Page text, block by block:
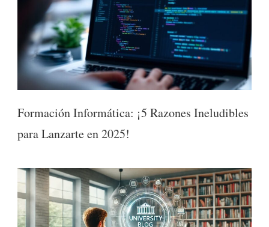
Formación Informática: ¡5 Razones Ineludibles
para Lanzarte en 2025!